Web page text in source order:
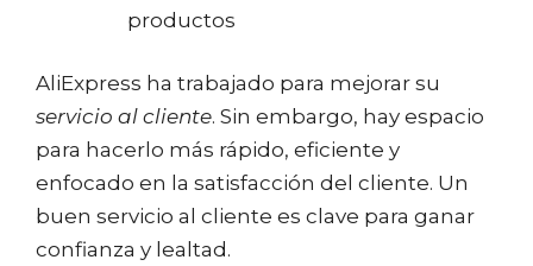
productos
AliExpress ha trabajado para mejorar su
servicio al cliente. Sin embargo, hay espacio
para hacerlo más rápido, eficiente y
enfocado en la satisfacción del cliente. Un
buen servicio al cliente es clave para ganar
confianza y lealtad.